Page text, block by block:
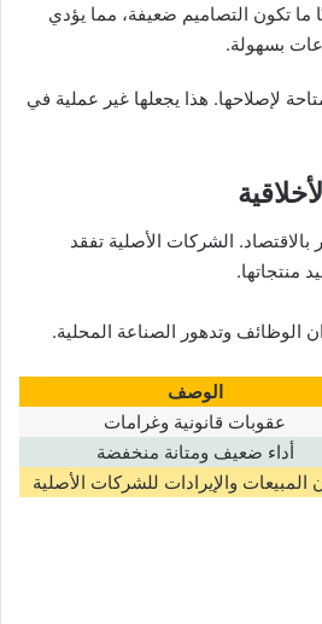
ما تكون التصاميم ضعيفة، مما يؤدي
بسهولة.
لإصلاحها. هذا يجعلها غير عملية في
الشركات الأصلية تفقد
منتجاتها.
الوظائف وتدهور الصناعة المحلية.
الوصف
عقوبات قانونية وغرامات
أداء ضعيف ومتانة منخفضة
المبيعات والإيرادات للشركات الأصلية